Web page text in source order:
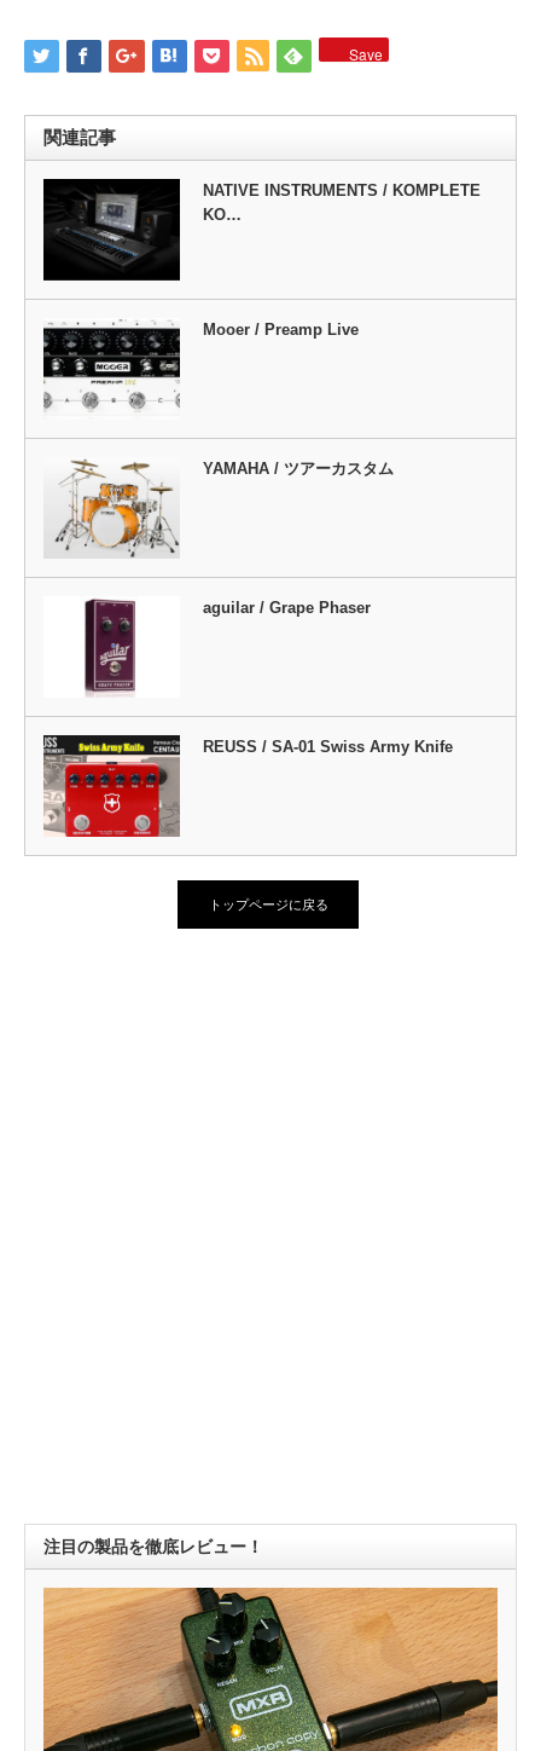
Save
関連記事
NATIVE INSTRUMENTS / KOMPLETE
KO…
Mooer / Preamp Live
YAMAHA / ツアーカスタム
aguilar / Grape Phaser
REUSS / SA-01 Swiss Army Knife
トップページに戻る
注目の製品を徹底レビュー！